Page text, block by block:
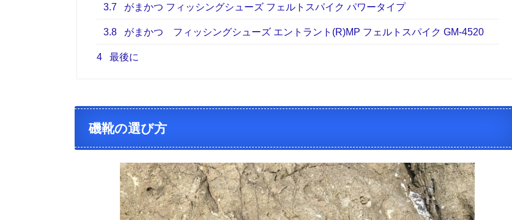
3.7 がまかつ フィッシングシューズ フェルトスパイク パワータイプ
3.8 がまかつ フィッシングシューズ エントラント(R)MP フェルトスパイク GM-4520
4 最後に
磯靴の選び方